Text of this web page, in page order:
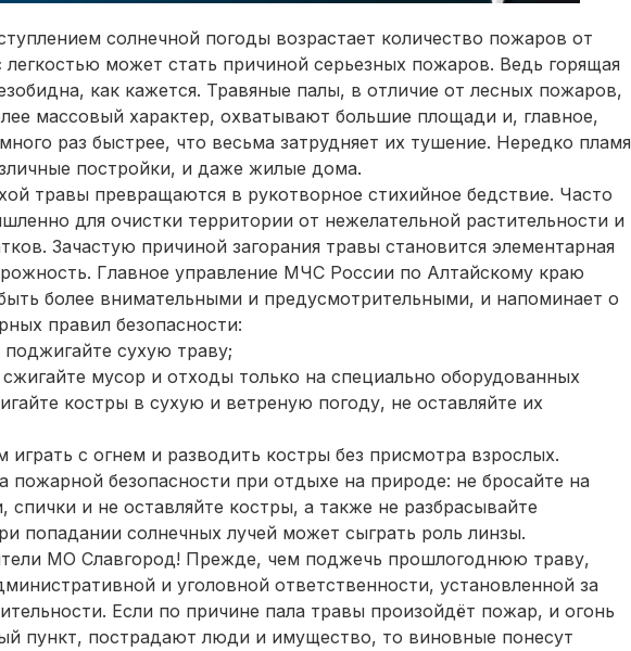
солнечной погоды возрастает количество пожаров от
может стать причиной серьезных пожаров. Ведь горящая
как кажется. Травяные палы, в отличие от лесных пожаров,
массовый характер, охватывают большие площади и, главное,
раз быстрее, что весьма затрудняет их тушение. Нередко пламя
постройки, и даже жилые дома.
травы превращаются в рукотворное стихийное бедствие. Часто
для очистки территории от нежелательной растительности и
Зачастую причиной загорания травы становится элементарная
Главное управление МЧС России по Алтайскому краю
более внимательными и предусмотрительными, и напоминает о
правил безопасности:
сухую траву;
мусор и отходы только на специально оборудованных
костры в сухую и ветреную погоду, не оставляйте их
играть с огнем и разводить костры без присмотра взрослых.
безопасности при отдыхе на природе: не бросайте на
спички и не оставляйте костры, а также не разбрасывайте
попадании солнечных лучей может сыграть роль линзы.
МО Славгород! Прежде, чем поджечь прошлогоднюю траву,
и уголовной ответственности, установленной за
Если по причине пала травы произойдёт пожар, и огонь
пункт, пострадают люди и имущество, то виновные понесут